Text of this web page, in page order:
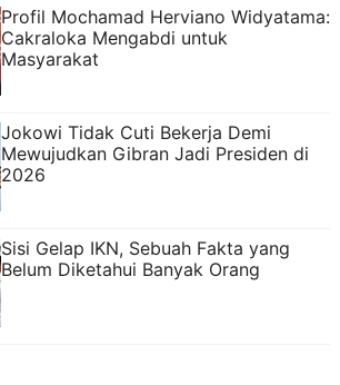
Profil Mochamad Herviano Widyatama:
Cakraloka Mengabdi untuk
Masyarakat
Jokowi Tidak Cuti Bekerja Demi
Mewujudkan Gibran Jadi Presiden di
2026
Sisi Gelap IKN, Sebuah Fakta yang
Belum Diketahui Banyak Orang